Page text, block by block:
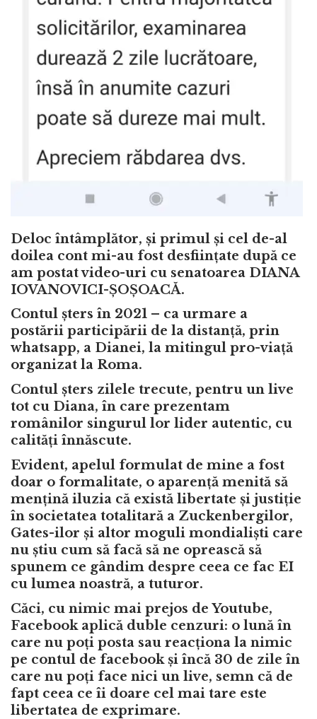
Deloc întâmplător, și primul și cel de-al
doilea cont mi-au fost desființate după ce
am postat video-uri cu senatoarea DIANA
IOVANOVICI-ȘOȘOACĂ.
Contul șters în 2021 – ca urmare a
postării participării de la distanță, prin
whatsapp, a Dianei, la mitingul pro-viață
organizat la Roma.
Contul șters zilele trecute, pentru un live
tot cu Diana, în care prezentam
românilor singurul lor lider autentic, cu
calități înnăscute.
Evident, apelul formulat de mine a fost
doar o formalitate, o aparență menită să
mențină iluzia că există libertate și justiție
în societatea totalitară a Zuckenbergilor,
Gates-ilor și altor moguli mondialiști care
nu știu cum să facă să ne oprească să
spunem ce gândim despre ceea ce fac EI
cu lumea noastră, a tuturor.
Căci, cu nimic mai prejos de Youtube,
Facebook aplică duble cenzuri: o lună în
care nu poți posta sau reacționa la nimic
pe contul de facebook și încă 30 de zile în
care nu poți face nici un live, semn că de
fapt ceea ce îi doare cel mai tare este
libertatea de exprimare.